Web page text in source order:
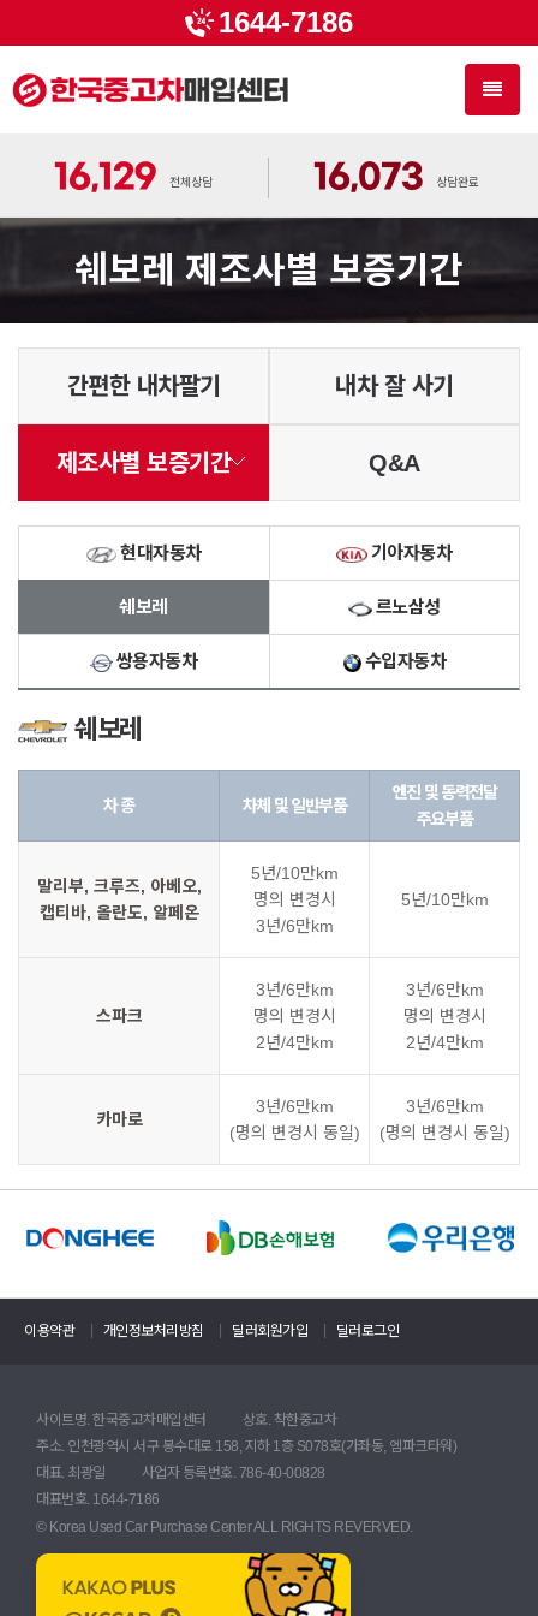
1644-7186
Toggle
16,129 전체상담 16,073 상담완료
쉐보레 제조사별 보증기간
간편한 내차팔기 내차 잘 사기
제조사별 보증기간 Q&A
현대자동차 기아자동차
쉐보레 르노삼성
쌍용자동차 수입자동차
쉐보레
차 종 차체 및 일반부품
엔진 및 동력전달
주요부품
말리부, 크루즈, 아베오,
캡티바, 올란도, 알페온
5년/10만km
명의 변경시
3년/6만km
5년/10만km
스파크
3년/6만km
명의 변경시
2년/4만km
3년/6만km
명의 변경시
2년/4만km
카마로
3년/6만km
(명의 변경시 동일)
3년/6만km
(명의 변경시 동일)
이용약관 개인정보처리방침 딜러회원가입 딜러로그인
사이트명. 한국중고차매입센터
상호. 착한중고차
주소. 인천광역시 서구 봉수대로 158, 지하 1층 S078호(가좌동, 엠파크타워)
대표. 최광일
사업자 등록번호. 786-40-00828
대표번호. 1644-7186
© Korea Used Car Purchase Center ALL RIGHTS REVERVED.